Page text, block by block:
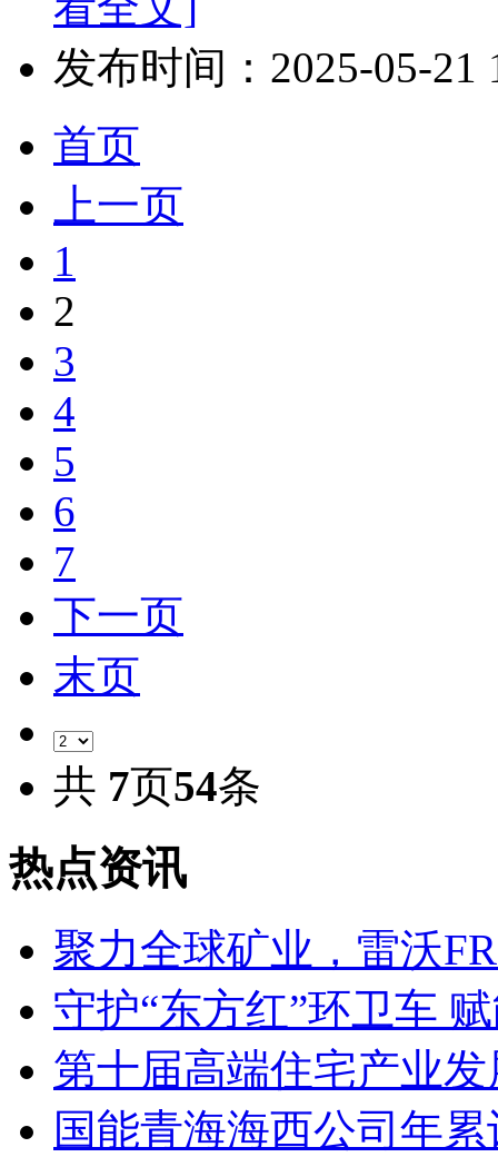
发布时间：2025-05-21
首页
上一页
1
2
3
4
5
6
7
下一页
末页
共 7页54条
热点资讯
聚力全球矿业，雷沃
守护“东方红”环卫车
第十届高端住宅产业
国能青海海西公司年